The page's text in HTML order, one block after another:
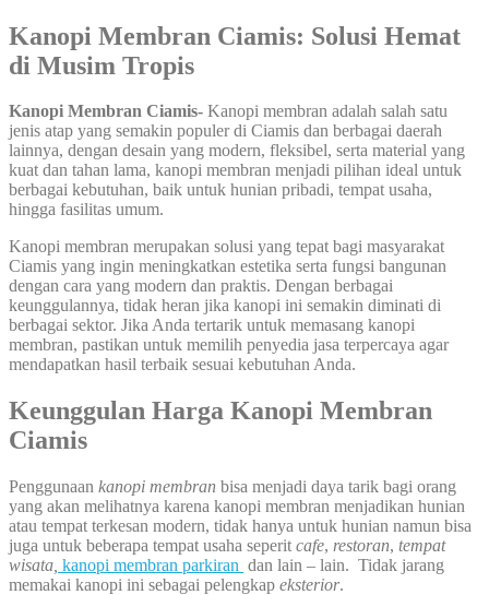
Kanopi Membran Ciamis: Solusi Hemat
di Musim Tropis
Kanopi Membran Ciamis- Kanopi membran adalah salah satu
jenis atap yang semakin populer di Ciamis dan berbagai daerah
lainnya, dengan desain yang modern, fleksibel, serta material yang
kuat dan tahan lama, kanopi membran menjadi pilihan ideal untuk
berbagai kebutuhan, baik untuk hunian pribadi, tempat usaha,
hingga fasilitas umum.
Kanopi membran merupakan solusi yang tepat bagi masyarakat
Ciamis yang ingin meningkatkan estetika serta fungsi bangunan
dengan cara yang modern dan praktis. Dengan berbagai
keunggulannya, tidak heran jika kanopi ini semakin diminati di
berbagai sektor. Jika Anda tertarik untuk memasang kanopi
membran, pastikan untuk memilih penyedia jasa terpercaya agar
mendapatkan hasil terbaik sesuai kebutuhan Anda.
Keunggulan Harga Kanopi Membran
Ciamis
Penggunaan kanopi membran bisa menjadi daya tarik bagi orang
yang akan melihatnya karena kanopi membran menjadikan hunian
atau tempat terkesan modern, tidak hanya untuk hunian namun bisa
juga untuk beberapa tempat usaha seperit cafe, restoran, tempat
wisata, kanopi membran parkiran dan lain – lain. Tidak jarang
memakai kanopi ini sebagai pelengkap eksterior.